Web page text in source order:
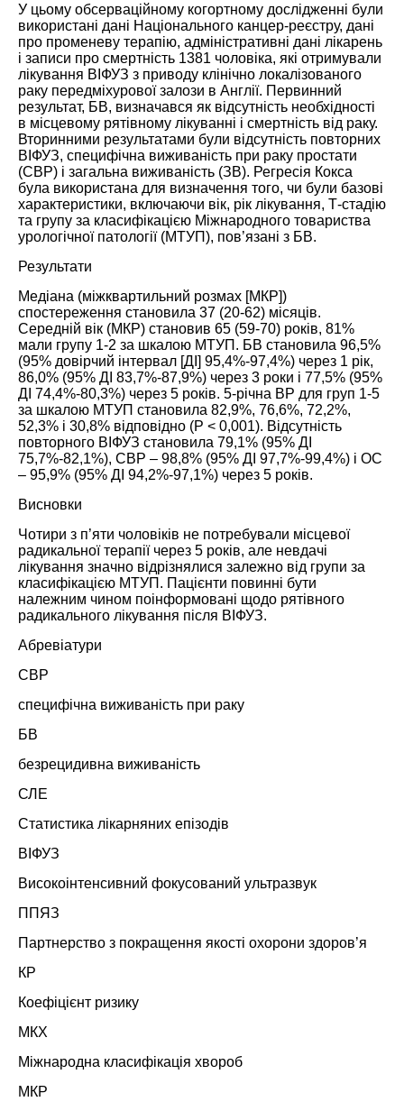
У цьому обсерваційному когортному дослідженні були
використані дані Національного канцер-реєстру, дані
про променеву терапію, адміністративні дані лікарень
і записи про смертність 1381 чоловіка, які отримували
лікування ВІФУЗ з приводу клінічно локалізованого
раку передміхурової залози в Англії. Первинний
результат, БВ, визначався як відсутність необхідності
в місцевому рятівному лікуванні і смертність від раку.
Вторинними результатами були відсутність повторних
ВІФУЗ, специфічна виживаність при раку простати
(СВР) і загальна виживаність (ЗВ). Регресія Кокса
була використана для визначення того, чи були базові
характеристики, включаючи вік, рік лікування, Т-стадію
та групу за класифікацією Міжнародного товариства
урологічної патології (МТУП), пов’язані з БВ.
Результати
Медіана (міжквартильний розмах [МКР])
спостереження становила 37 (20-62) місяців.
Середній вік (МКР) становив 65 (59-70) років, 81%
мали групу 1-2 за шкалою МТУП. БВ становила 96,5%
(95% довірчий інтервал [ДІ] 95,4%-97,4%) через 1 рік,
86,0% (95% ДІ 83,7%-87,9%) через 3 роки і 77,5% (95%
ДІ 74,4%-80,3%) через 5 років. 5-річна ВР для груп 1-5
за шкалою МТУП становила 82,9%, 76,6%, 72,2%,
52,3% і 30,8% відповідно (P < 0,001). Відсутність
повторного ВІФУЗ становила 79,1% (95% ДІ
75,7%-82,1%), СВР – 98,8% (95% ДІ 97,7%-99,4%) і ОС
– 95,9% (95% ДІ 94,2%-97,1%) через 5 років.
Висновки
Чотири з п’яти чоловіків не потребували місцевої
радикальної терапії через 5 років, але невдачі
лікування значно відрізнялися залежно від групи за
класифікацією МТУП. Пацієнти повинні бути
належним чином поінформовані щодо рятівного
радикального лікування після ВІФУЗ.
Абревіатури
СВР
специфічна виживаність при раку
БВ
безрецидивна виживаність
СЛЕ
Статистика лікарняних епізодів
ВІФУЗ
Високоінтенсивний фокусований ультразвук
ППЯЗ
Партнерство з покращення якості охорони здоров’я
КР
Коефіцієнт ризику
МКХ
Міжнародна класифікація хвороб
МКР